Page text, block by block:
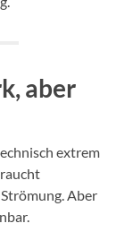
aber
extrem
Aber